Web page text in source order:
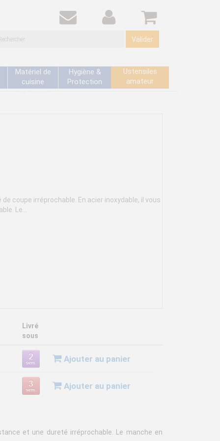
Valider
Matériel de
cuisine
électrique
Hygiène &
Protection
Ustensiles
amateur
coupe irréprochable. En acier inoxydable, il vous
Le...
Livré
sous
Ajouter au panier
Ajouter au panier
et une dureté irréprochable. Le manche en